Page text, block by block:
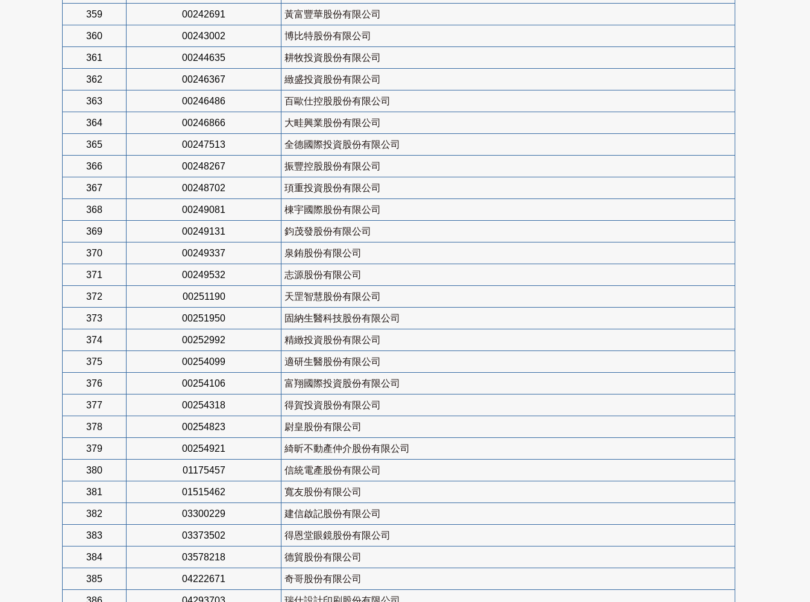
359 00242691 黃富豐華股份有限公司
360 00243002 博比特股份有限公司
361 00244635 耕牧投資股份有限公司
362 00246367 緻盛投資股份有限公司
363 00246486 百歐仕控股股份有限公司
364 00246866 大畦興業股份有限公司
365 00247513 全德國際投資股份有限公司
366 00248267 振豐控股股份有限公司
367 00248702 頊重投資股份有限公司
368 00249081 棟宇國際股份有限公司
369 00249131 鈞茂發股份有限公司
370 00249337 泉銪股份有限公司
371 00249532 志源股份有限公司
372 00251190 天罡智慧股份有限公司
373 00251950 固納生醫科技股份有限公司
374 00252992 精緻投資股份有限公司
375 00254099 適研生醫股份有限公司
376 00254106 富翔國際投資股份有限公司
377 00254318 得賀投資股份有限公司
378 00254823 尉皇股份有限公司
379 00254921 綺昕不動產仲介股份有限公司
380 01175457 信統電產股份有限公司
381 01515462 寬友股份有限公司
382 03300229 建信啟記股份有限公司
383 03373502 得恩堂眼鏡股份有限公司
384 03578218 德貿股份有限公司
385 04222671 奇哥股份有限公司